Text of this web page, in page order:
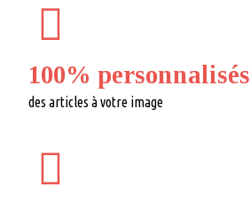
100% personnalisés
des articles à votre image